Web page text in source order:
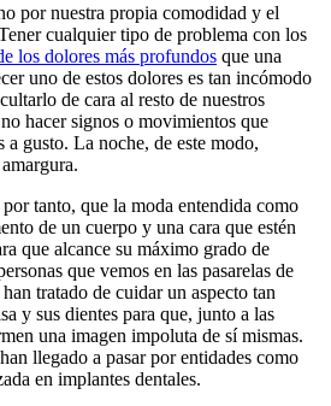
por nuestra propia comodidad y el
cualquier tipo de problema con los
los dolores más profundos que una
uno de estos dolores es tan incómodo
de cara al resto de nuestros
hacer signos o movimientos que
a gusto. La noche, de este modo,
tanto, que la moda entendida como
de un cuerpo y una cara que estén
que alcance su máximo grado de
que vemos en las pasarelas de
tratado de cuidar un aspecto tan
y sus dientes para que, junto a las
una imagen impoluta de sí mismas.
llegado a pasar por entidades como
en implantes dentales.